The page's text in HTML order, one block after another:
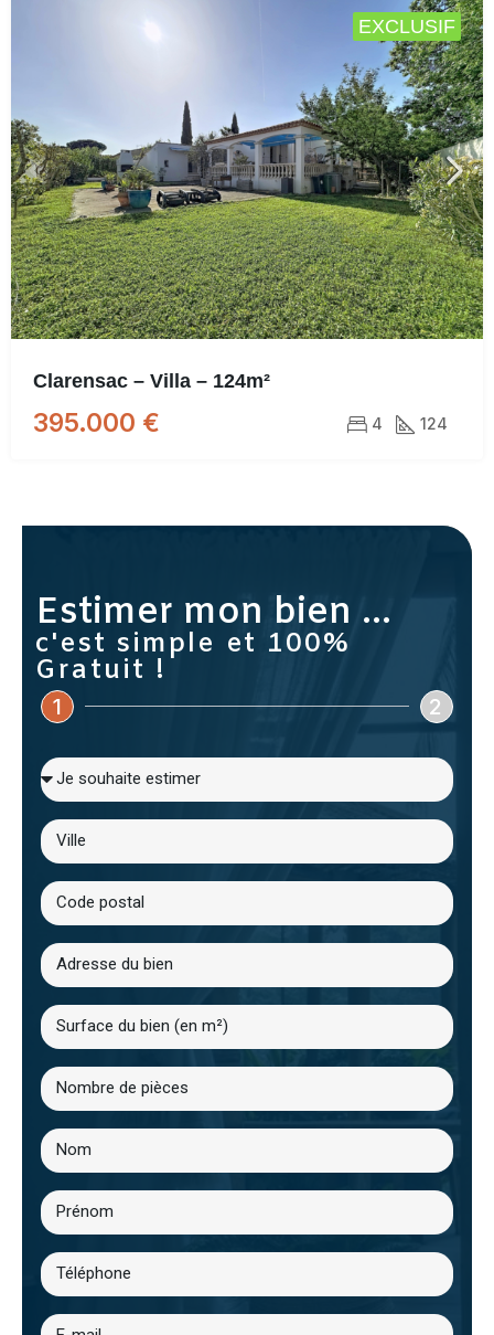
EXCLUSIF
Clarensac – Villa – 124m²
395.000 € 4 124
Estimer mon bien ...
c'est simple et 100%
Gratuit !
1 2